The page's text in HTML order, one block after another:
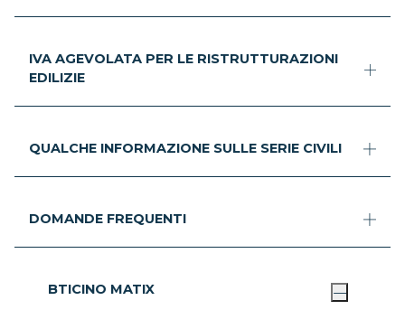
IVA AGEVOLATA PER LE RISTRUTTURAZIONI
EDILIZIE
QUALCHE INFORMAZIONE SULLE SERIE CIVILI
DOMANDE FREQUENTI
BTICINO MATIX